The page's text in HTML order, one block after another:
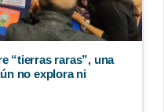
“tierras raras”, una
no explora ni